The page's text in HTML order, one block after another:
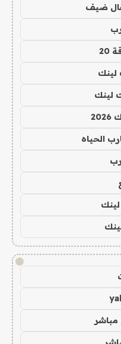
لينك
لينك
الحياه
لينك
!
مباشر